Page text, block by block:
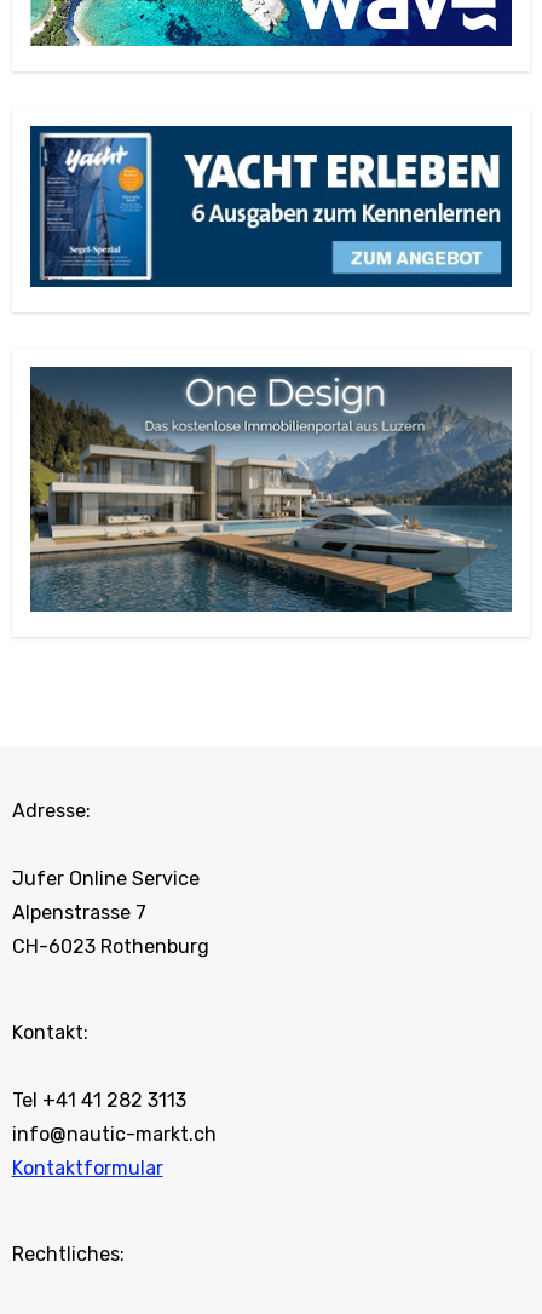
Adresse:
Jufer Online Service
Alpenstrasse 7
CH-6023 Rothenburg
Kontakt:
Tel +41 41 282 3113
info@nautic-markt.ch
Kontaktformular
Rechtliches: